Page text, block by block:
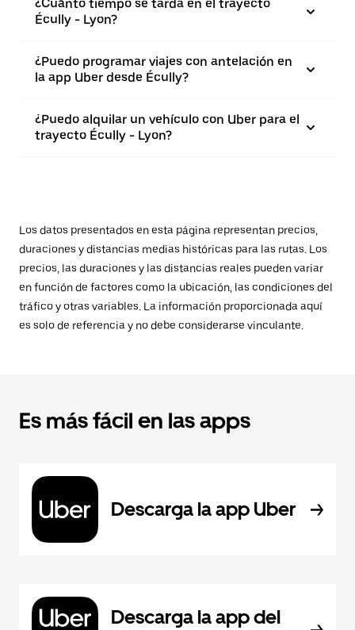
¿Cuánto tiempo se tarda en el trayecto
Écully - Lyon?
¿Puedo programar viajes con antelación en
la app Uber desde Écully?
¿Puedo alquilar un vehículo con Uber para el
trayecto Écully - Lyon?
Los datos presentados en esta página representan precios,
duraciones y distancias medias históricas para las rutas. Los
precios, las duraciones y las distancias reales pueden variar
en función de factores como la ubicación, las condiciones del
tráfico y otras variables. La información proporcionada aquí
es solo de referencia y no debe considerarse vinculante.
Es más fácil en las apps
Descarga la app Uber
Descarga la app del